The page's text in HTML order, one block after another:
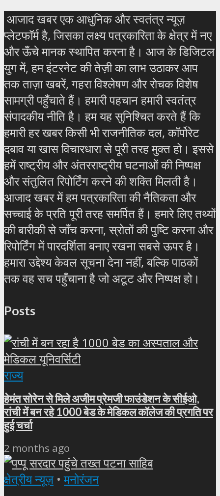
आजाद खबर एक आधुनिक और स्वतंत्र न्यूज़
प्लेटफॉर्म है, जिसका लक्ष्य पत्रकारिता के क्षेत्र में नए
और ऊँचे मानक स्थापित करना है। आज के डिजिटल
युग में, हम इंटरनेट की तेज़ी का लाभ उठाकर आप
तक ताज़ा खबरें, गहरा विश्लेषण और रोचक विशेष
सामग्री पहुँचाते हैं। हमारी पहचान हमारी स्वतंत्र
संपादकीय नीति है। हम यह सुनिश्चित करते हैं कि
हमारी हर खबर किसी भी राजनीतिक दल, कॉर्पोरेट
दबाव या खास विचारधारा से पूरी तरह मुक्त हो। इससे
हमें राष्ट्रीय और अंतरराष्ट्रीय घटनाओं की निष्पक्ष
और संतुलित रिपोर्टिंग करने की शक्ति मिलती है।
आजाद खबर में हम पत्रकारिता की नैतिकता और
सच्चाई के प्रति पूरी तरह समर्पित हैं। हमारे लिए तथ्यों
की बारीकी से जाँच करना, स्रोतों की पुष्टि करना और
रिपोर्टिंग में पारदर्शिता बनाए रखना सबसे ऊपर है।
हमारा उद्देश्य केवल सूचना देना नहीं, बल्कि पाठकों
तक वह सच पहुँचाना है जो अटूट और निष्पक्ष हो।
Posts
राज्य
हेमंत सोरेन से मिले अजीम प्रेमजी फाउंडेशन के सीईओ,
रांची में बन रहे 1000 बेड के मेडिकल कॉलेज की प्रगति पर
हुई चर्चा
2 months ago
क्षेत्रीय न्यूज़ • मनोरंजन